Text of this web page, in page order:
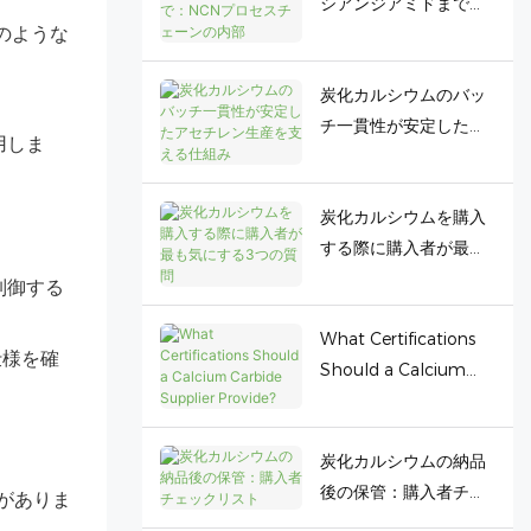
ような
ま
する
を確
ありま
の内部
炭化カルシウムのバッ
チ一貫性が安定したア
仕組み
炭化カルシウムを購入
する際に購入者が最も
What Certifications
Should a Calcium
Provide?
炭化カルシウムの納品
後の保管：購入者チェ
ックリスト